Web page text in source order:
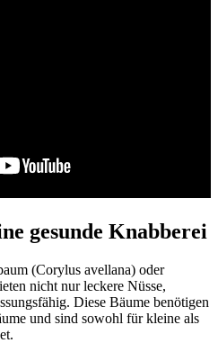
gesunde Knabberei
(Corylus avellana) oder
nicht nur leckere Nüsse,
Diese Bäume benötigen
und sind sowohl für kleine als